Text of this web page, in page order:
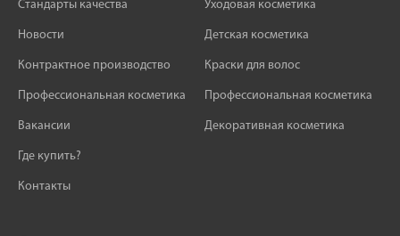
Стандарты качества
Новости
Контрактное производство
Профессиональная косметика
Вакансии
Где купить?
Контакты
Уходовая косметика
Детская косметика
Краски для волос
Профессиональная косметика
Декоративная косметика